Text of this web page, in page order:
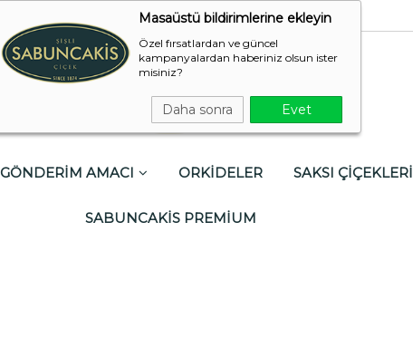
Masaüstü bildirimlerine ekleyin
Özel fırsatlardan ve güncel
kampanyalardan haberiniz olsun ister
misiniz?
Daha sonra Evet
GÖNDERİM AMACI ORKİDELER SAKSI ÇİÇEKLERİ
SABUNCAKİS PREMİUM